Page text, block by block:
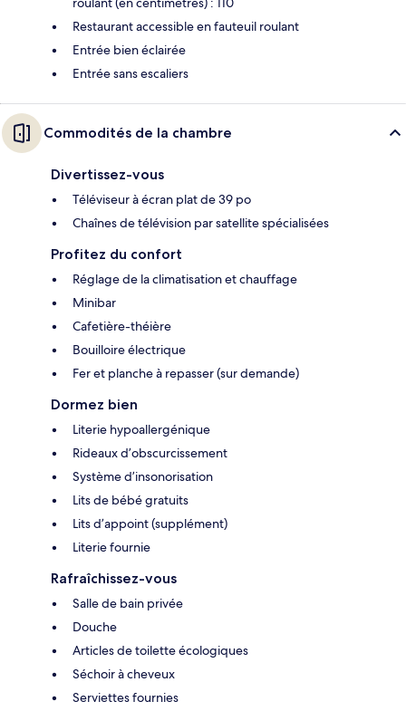
Restaurant accessible en fauteuil roulant
Entrée bien éclairée
Entrée sans escaliers
Commodités de la chambre
Divertissez-vous
Téléviseur à écran plat de 39 po
Chaînes de télévision par satellite spécialisées
Profitez du confort
Réglage de la climatisation et chauffage
Minibar
Cafetière-théière
Bouilloire électrique
Fer et planche à repasser (sur demande)
Dormez bien
Literie hypoallergénique
Rideaux d’obscurcissement
Système d’insonorisation
Lits de bébé gratuits
Lits d’appoint (supplément)
Literie fournie
Rafraîchissez-vous
Salle de bain privée
Douche
Articles de toilette écologiques
Séchoir à cheveux
Serviettes fournies